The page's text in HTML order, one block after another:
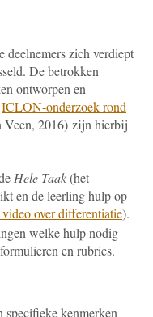
deelnemers zich verdiept
De betrokken
ontworpen en
ICLON-onderzoek rond
Veen, 2016) zijn hierbij
Hele Taak(het
en de leerling hulp op
over differentiatie).
welke hulp nodig
en rubrics.
specifieke kenmerken